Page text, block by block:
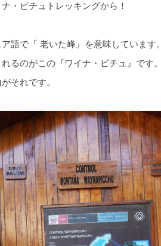
・ピチュトレッキングから！
語で『 老いた峰』を意味しています。
るのがこの『ワイナ・ピチュ』です。
それです。